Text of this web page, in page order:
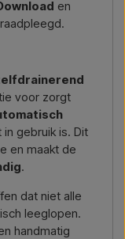
en
voor zorgt
gebruik is. Dit
en maakt de
.
dat niet alle
leeglopen.
handmatig